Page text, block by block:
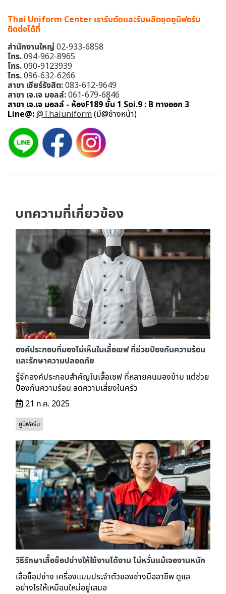
Thai Uniform Center เรารับตัดและรับผลิตชุดยูนิฟอร์ม
ติดต่อได้ที่
สำนักงานใหญ่ 02-933-6858
โทร.094-962-8965
โทร.090-9123939
โทร.096-632-6266
สาขา เซียร์รังสิต:083-612-9649
สาขา เจ.เจ มอลล์:061-679-6846
สาขา เจ.เจ มอลล์ - ห้องF189 ชั้น 1 Soi.9 : B ทางออก 3
Line@:@Thaiuniform(มี@ข้างหน้า)
บทความที่เกี่ยวข้อง
องค์ประกอบที่มองไม่เห็นในเสื้อเชฟ ที่ช่วยป้องกันความร้อน
และรักษาความปลอดภัย
รู้จักองค์ประกอบสำคัญในเสื้อเชฟ ที่หลายคนมองข้าม แต่ช่วย
ป้องกันความร้อน ลดความเสี่ยงในครัว
21 ก.ค. 2025
ยูนิฟอร์ม
วิธีรักษาเสื้อช็อปช่างให้ใช้งานได้งาน ไม่หวั่นแม้เจองานหนัก
เสื้อช็อปช่าง เครื่องแบบประจำตัวของช่างมืออาชีพ ดูแล
อย่างไรให้เหมือนใหม่อยู่เสมอ